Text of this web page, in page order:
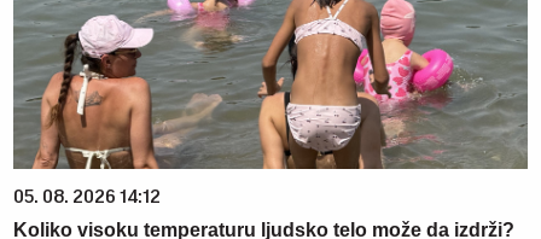
05. 08. 2026 14:12
Koliko visoku temperaturu ljudsko telo može da izdrži?